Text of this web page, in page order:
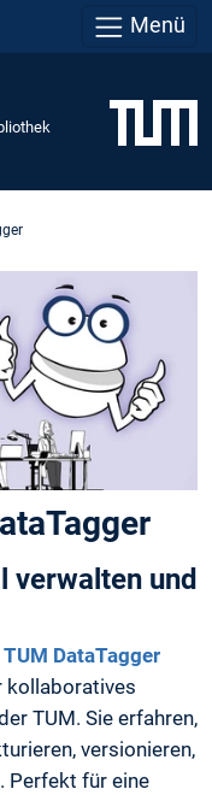
Menü
verwalten und
TUM DataTagger
kollaboratives
TUM. Sie erfahren,
versionieren,
Perfekt für eine